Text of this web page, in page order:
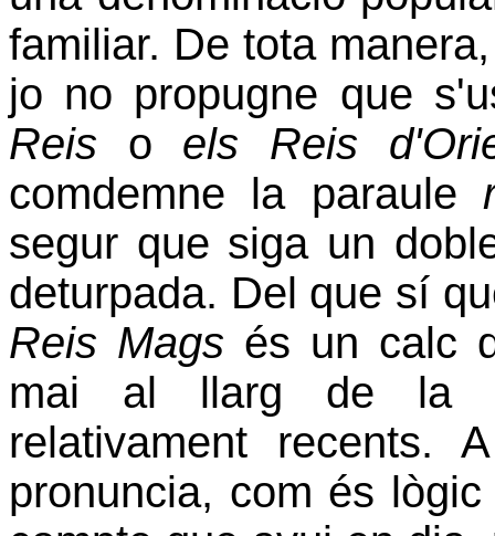
familiar. De tota
jo no propugne que
Reis o els Reis
comdemne la paraule
segur que siga un
deturpada. Del que sí
Reis Mags és un calc
mai al llarg de la
relativament recents.
pronuncia, com és